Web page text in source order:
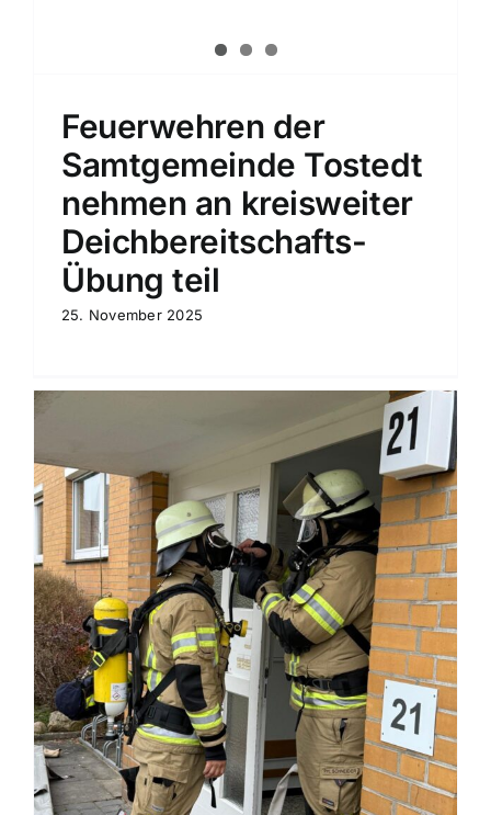
Feuerwehren der
Samtgemeinde Tostedt
nehmen an kreisweiter
Deichbereitschafts-
Übung teil
25. November 2025